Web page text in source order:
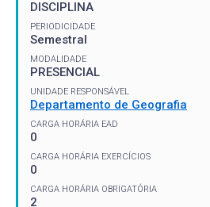
DISCIPLINA
PERIODICIDADE
Semestral
MODALIDADE
PRESENCIAL
UNIDADE RESPONSÁVEL
Departamento de Geografia
CARGA HORÁRIA EAD
0
CARGA HORÁRIA EXERCÍCIOS
0
CARGA HORÁRIA OBRIGATÓRIA
2